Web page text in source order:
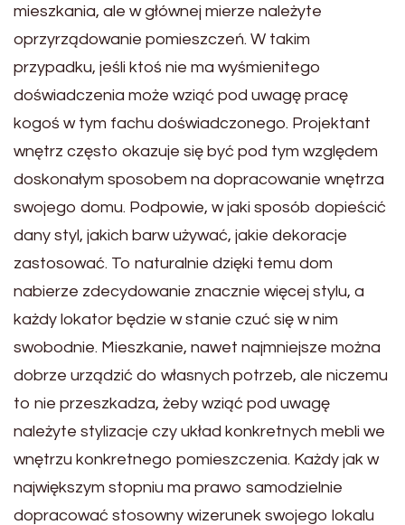
mieszkania, ale w głównej mierze należyte
oprzyrządowanie pomieszczeń. W takim
przypadku, jeśli ktoś nie ma wyśmienitego
doświadczenia może wziąć pod uwagę pracę
kogoś w tym fachu doświadczonego. Projektant
wnętrz często okazuje się być pod tym względem
doskonałym sposobem na dopracowanie wnętrza
swojego domu. Podpowie, w jaki sposób dopieścić
dany styl, jakich barw używać, jakie dekoracje
zastosować. To naturalnie dzięki temu dom
nabierze zdecydowanie znacznie więcej stylu, a
każdy lokator będzie w stanie czuć się w nim
swobodnie. Mieszkanie, nawet najmniejsze można
dobrze urządzić do własnych potrzeb, ale niczemu
to nie przeszkadza, żeby wziąć pod uwagę
należyte stylizacje czy układ konkretnych mebli we
wnętrzu konkretnego pomieszczenia. Każdy jak w
największym stopniu ma prawo samodzielnie
dopracować stosowny wizerunek swojego lokalu